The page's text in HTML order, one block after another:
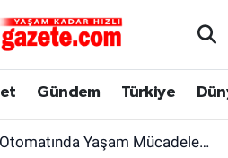
Gündem Türkiye
Yaşam Mücadelesi Veriyor